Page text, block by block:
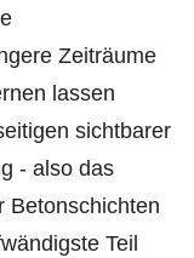
Zeiträume
lassen
sichtbarer
- also das
Betonschichten
Teil